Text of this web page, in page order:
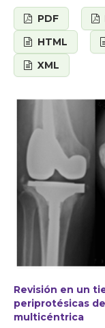
PDF
HTML
XML
Revisión en un
periprotésicas
multicéntrica